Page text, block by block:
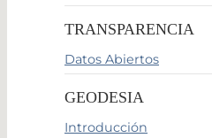
TRANSPARENCIA
Datos Abiertos
GEODESIA
Introducción